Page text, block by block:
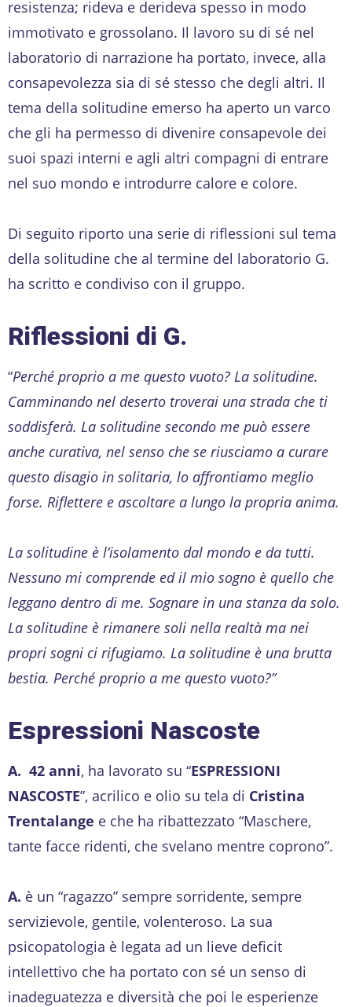
resistenza; rideva e derideva spesso in modo
immotivato e grossolano. Il lavoro su di sé nel
laboratorio di narrazione ha portato, invece, alla
consapevolezza sia di sé stesso che degli altri. Il
tema della solitudine emerso ha aperto un varco
che gli ha permesso di divenire consapevole dei
suoi spazi interni e agli altri compagni di entrare
nel suo mondo e introdurre calore e colore.
Di seguito riporto una serie di riflessioni sul tema
della solitudine che al termine del laboratorio G.
ha scritto e condiviso con il gruppo.
Riflessioni di G.
“Perché proprio a me questo vuoto? La solitudine.
Camminando nel deserto troverai una strada che ti
soddisferà. La solitudine secondo me può essere
anche curativa, nel senso che se riusciamo a curare
questo disagio in solitaria, lo affrontiamo meglio
forse. Riflettere e ascoltare a lungo la propria anima.
La solitudine è l’isolamento dal mondo e da tutti.
Nessuno mi comprende ed il mio sogno è quello che
leggano dentro di me. Sognare in una stanza da solo.
La solitudine è rimanere soli nella realtà ma nei
propri sogni ci rifugiamo. La solitudine è una brutta
bestia. Perché proprio a me questo vuoto?”
Espressioni Nascoste
A. 42 anni, ha lavorato su “ESPRESSIONI
NASCOSTE”, acrilico e olio su tela di Cristina
Trentalange e che ha ribattezzato “Maschere,
tante facce ridenti, che svelano mentre coprono”.
A. è un “ragazzo” sempre sorridente, sempre
servizievole, gentile, volenteroso. La sua
psicopatologia è legata ad un lieve deficit
intellettivo che ha portato con sé un senso di
inadeguatezza e diversità che poi le esperienze